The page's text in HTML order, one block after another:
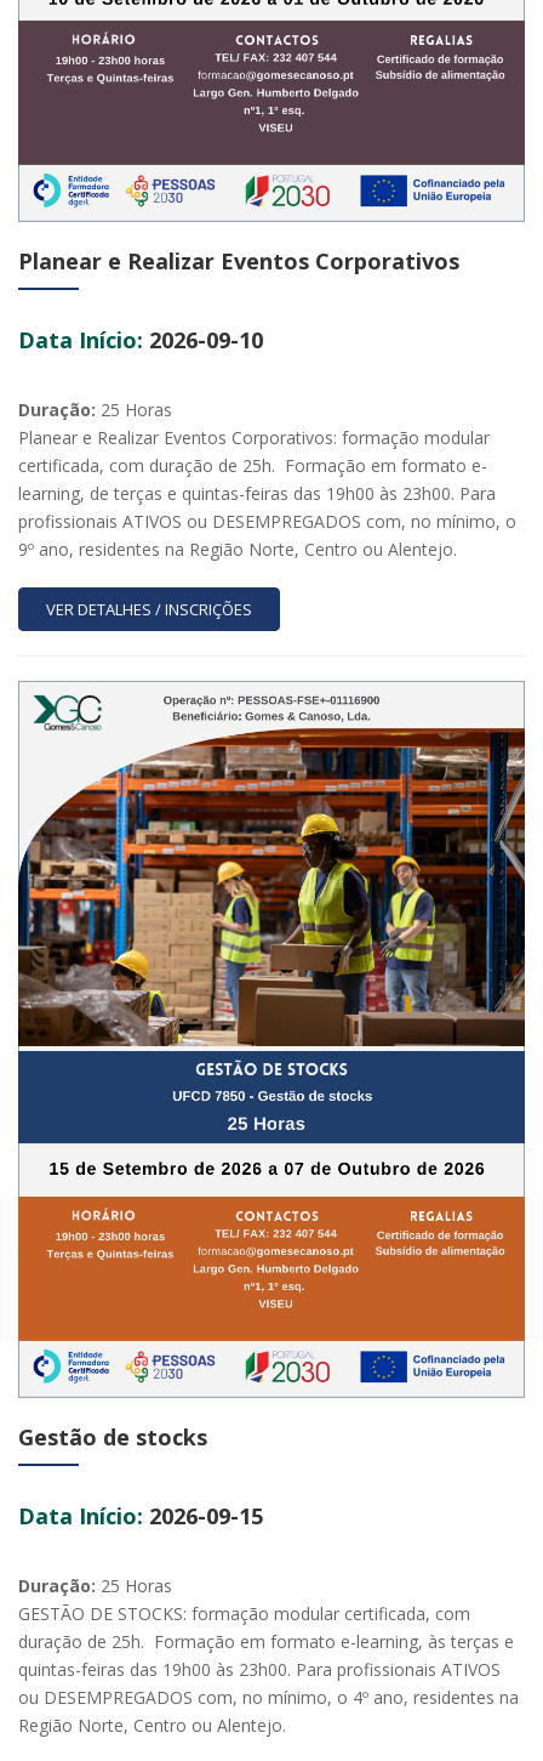
Planear e Realizar Eventos Corporativos
Data Início: 2026-09-10
Duração: 25 Horas
Planear e Realizar Eventos Corporativos: formação modular
certificada, com duração de 25h. Formação em formato e-
learning, de terças e quintas-feiras das 19h00 às 23h00. Para
profissionais ATIVOS ou DESEMPREGADOS com, no mínimo, o
9º ano, residentes na Região Norte, Centro ou Alentejo.
VER DETALHES / INSCRIÇÕES
Gestão de stocks
Data Início: 2026-09-15
Duração: 25 Horas
GESTÃO DE STOCKS: formação modular certificada, com
duração de 25h. Formação em formato e-learning, às terças e
quintas-feiras das 19h00 às 23h00. Para profissionais ATIVOS
ou DESEMPREGADOS com, no mínimo, o 4º ano, residentes na
Região Norte, Centro ou Alentejo.